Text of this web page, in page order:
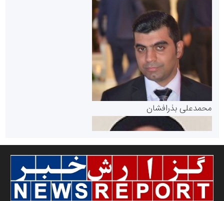
پایگاه خبری گفتمان یزد
سازمان بورس و اوراق بهادار
مرجع اخبار موثق در بازارسرمایه
سازمان صنعت،معدن و تجارت
محمدعلی بذرافشان